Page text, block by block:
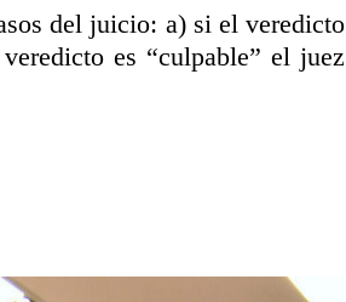
del juicio: a) si el veredicto
es “culpable” el juez